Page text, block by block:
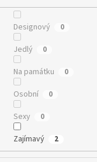
Designový 0
Jedlý 0
Na památku 0
Osobní 0
Sexy 0
Zajímavý 2